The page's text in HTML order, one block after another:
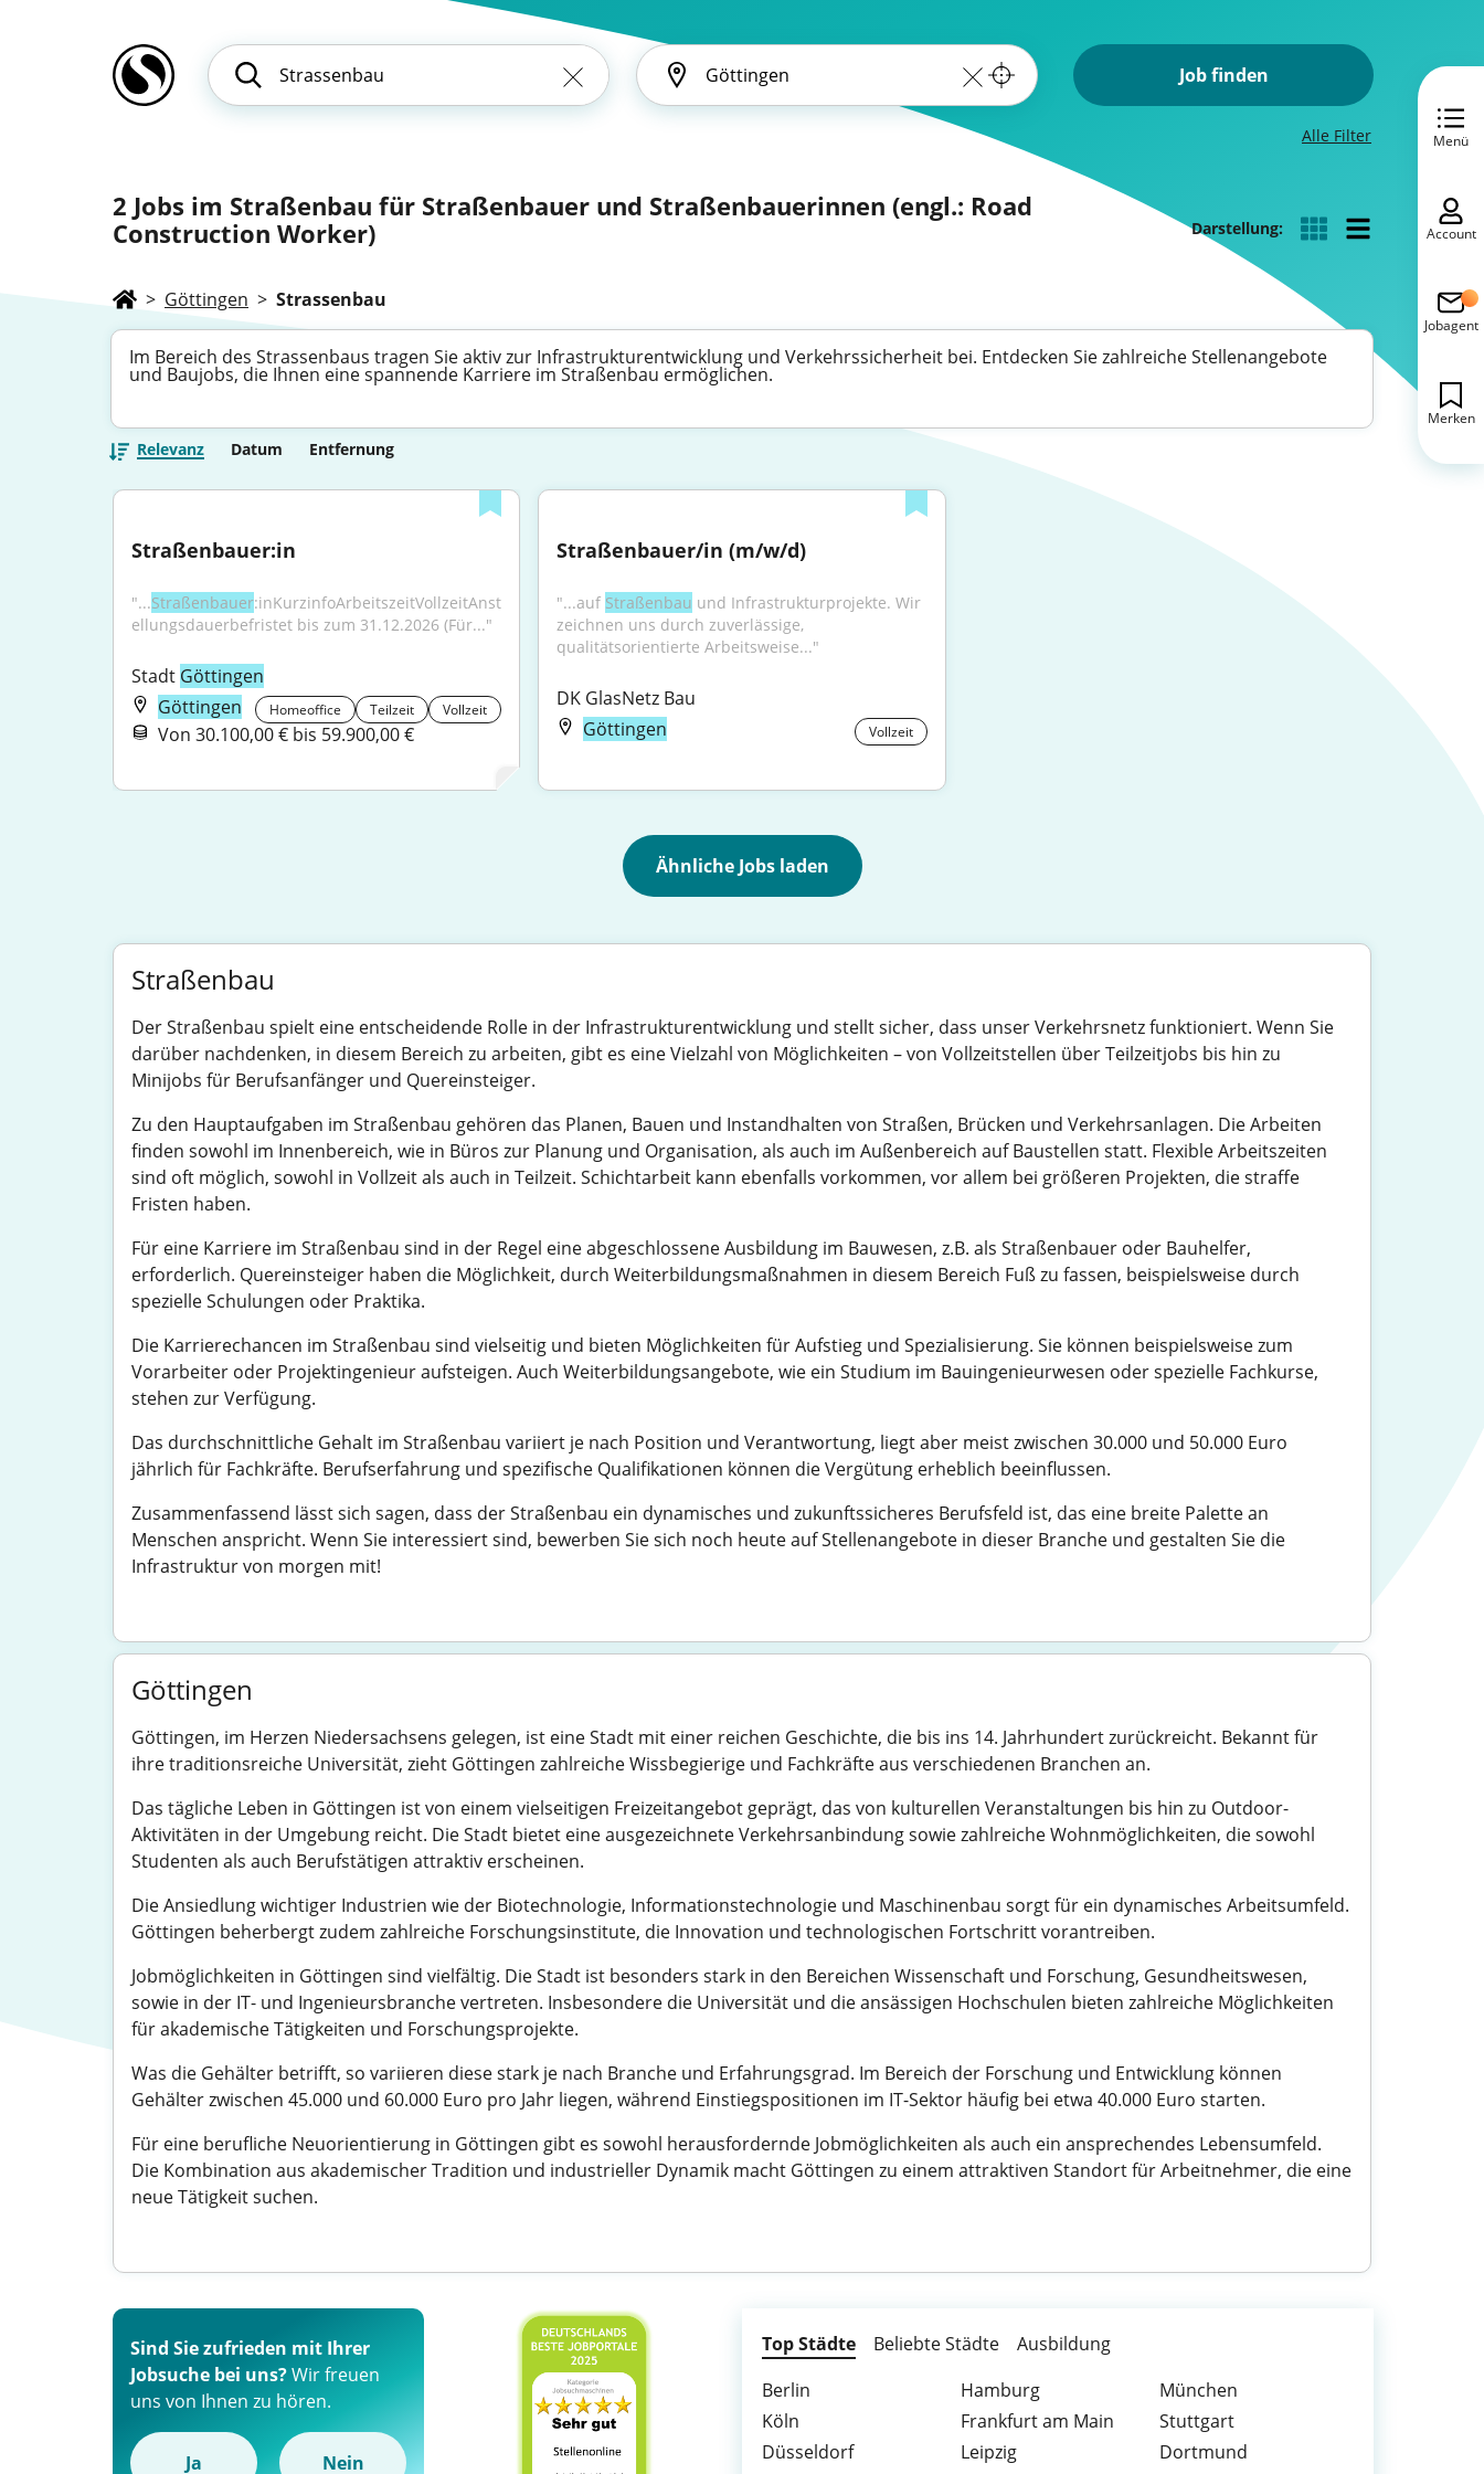
Job finden
Alle Filter
2 Jobs im Straßenbau für Straßenbauer und Straßenbauerinnen (engl.: Road
Construction Worker)
Darstellung:
> Göttingen > Strassenbau
Im Bereich des Strassenbaus tragen Sie aktiv zur Infrastrukturentwicklung und Verkehrssicherheit bei. Entdecken Sie zahlreiche Stellenangebote
und Baujobs, die Ihnen eine spannende Karriere im Straßenbau ermöglichen.
Relevanz Datum Entfernung
Straßenbauer:in
"...Straßenbauer:inKurzinfoArbeitszeitVollzeitAnst
ellungsdauerbefristet bis zum 31.12.2026 (Für..."
Stadt Göttingen
Göttingen
Homeoffice Teilzeit Vollzeit
Von 30.100,00 € bis 59.900,00 €
Straßenbauer/in (m/w/d)
"...auf Straßenbau und Infrastrukturprojekte. Wir
zeichnen uns durch zuverlässige,
qualitätsorientierte Arbeitsweise..."
DK GlasNetz Bau
Göttingen
Vollzeit
Ähnliche Jobs laden
Straßenbau
Der Straßenbau spielt eine entscheidende Rolle in der Infrastrukturentwicklung und stellt sicher, dass unser Verkehrsnetz funktioniert. Wenn Sie
darüber nachdenken, in diesem Bereich zu arbeiten, gibt es eine Vielzahl von Möglichkeiten – von Vollzeitstellen über Teilzeitjobs bis hin zu
Minijobs für Berufsanfänger und Quereinsteiger.
Zu den Hauptaufgaben im Straßenbau gehören das Planen, Bauen und Instandhalten von Straßen, Brücken und Verkehrsanlagen. Die Arbeiten
finden sowohl im Innenbereich, wie in Büros zur Planung und Organisation, als auch im Außenbereich auf Baustellen statt. Flexible Arbeitszeiten
sind oft möglich, sowohl in Vollzeit als auch in Teilzeit. Schichtarbeit kann ebenfalls vorkommen, vor allem bei größeren Projekten, die straffe
Fristen haben.
Für eine Karriere im Straßenbau sind in der Regel eine abgeschlossene Ausbildung im Bauwesen, z.B. als Straßenbauer oder Bauhelfer,
erforderlich. Quereinsteiger haben die Möglichkeit, durch Weiterbildungsmaßnahmen in diesem Bereich Fuß zu fassen, beispielsweise durch
spezielle Schulungen oder Praktika.
Die Karrierechancen im Straßenbau sind vielseitig und bieten Möglichkeiten für Aufstieg und Spezialisierung. Sie können beispielsweise zum
Vorarbeiter oder Projektingenieur aufsteigen. Auch Weiterbildungsangebote, wie ein Studium im Bauingenieurwesen oder spezielle Fachkurse,
stehen zur Verfügung.
Das durchschnittliche Gehalt im Straßenbau variiert je nach Position und Verantwortung, liegt aber meist zwischen 30.000 und 50.000 Euro
jährlich für Fachkräfte. Berufserfahrung und spezifische Qualifikationen können die Vergütung erheblich beeinflussen.
Zusammenfassend lässt sich sagen, dass der Straßenbau ein dynamisches und zukunftssicheres Berufsfeld ist, das eine breite Palette an
Menschen anspricht. Wenn Sie interessiert sind, bewerben Sie sich noch heute auf Stellenangebote in dieser Branche und gestalten Sie die
Infrastruktur von morgen mit!
Göttingen
Göttingen, im Herzen Niedersachsens gelegen, ist eine Stadt mit einer reichen Geschichte, die bis ins 14. Jahrhundert zurückreicht. Bekannt für
ihre traditionsreiche Universität, zieht Göttingen zahlreiche Wissbegierige und Fachkräfte aus verschiedenen Branchen an.
Das tägliche Leben in Göttingen ist von einem vielseitigen Freizeitangebot geprägt, das von kulturellen Veranstaltungen bis hin zu Outdoor-
Aktivitäten in der Umgebung reicht. Die Stadt bietet eine ausgezeichnete Verkehrsanbindung sowie zahlreiche Wohnmöglichkeiten, die sowohl
Studenten als auch Berufstätigen attraktiv erscheinen.
Die Ansiedlung wichtiger Industrien wie der Biotechnologie, Informationstechnologie und Maschinenbau sorgt für ein dynamisches Arbeitsumfeld.
Göttingen beherbergt zudem zahlreiche Forschungsinstitute, die Innovation und technologischen Fortschritt vorantreiben.
Jobmöglichkeiten in Göttingen sind vielfältig. Die Stadt ist besonders stark in den Bereichen Wissenschaft und Forschung, Gesundheitswesen,
sowie in der IT- und Ingenieursbranche vertreten. Insbesondere die Universität und die ansässigen Hochschulen bieten zahlreiche Möglichkeiten
für akademische Tätigkeiten und Forschungsprojekte.
Was die Gehälter betrifft, so variieren diese stark je nach Branche und Erfahrungsgrad. Im Bereich der Forschung und Entwicklung können
Gehälter zwischen 45.000 und 60.000 Euro pro Jahr liegen, während Einstiegspositionen im IT-Sektor häufig bei etwa 40.000 Euro starten.
Für eine berufliche Neuorientierung in Göttingen gibt es sowohl herausfordernde Jobmöglichkeiten als auch ein ansprechendes Lebensumfeld.
Die Kombination aus akademischer Tradition und industrieller Dynamik macht Göttingen zu einem attraktiven Standort für Arbeitnehmer, die eine
neue Tätigkeit suchen.
Menü
Account
Jobagent
Merken
Sind Sie zufrieden mit Ihrer
Jobsuche bei uns?Wir freuen
uns von Ihnen zu hören.
Ja Nein
Top Städte Beliebte Städte
Ausbildung
Berlin
Hamburg
München
Köln
Frankfurt am Main
Stuttgart
Düsseldorf
Leipzig
Dortmund